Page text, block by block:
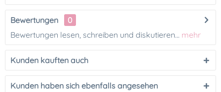
Bewertungen
0
Bewertungen lesen, schreiben und diskutieren... mehr
Kunden kauften auch
Kunden haben sich ebenfalls angesehen